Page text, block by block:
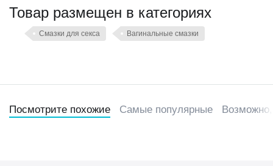
Товар размещен в категориях
Смазки для секса Вагинальные смазки
Посмотрите похожие Самые популярные Возможно,